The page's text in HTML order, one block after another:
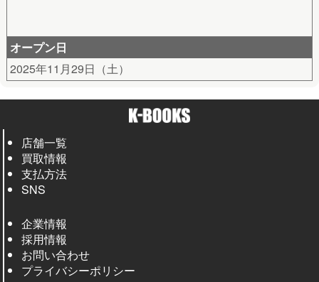
オープン日
2025年11月29日（土）
店舗一覧
買取情報
支払方法
SNS
企業情報
採用情報
お問い合わせ
プライバシーポリシー